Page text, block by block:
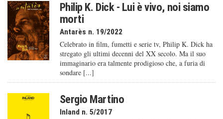
Philip K. Dick - Lui è vivo, noi siamo
morti
Antarès n. 19/2022
Celebrato in film, fumetti e serie tv, Philip K. Dick ha
stregato gli ultimi decenni del XX secolo. Ma il suo
immaginario era talmente prodigioso che, a furia di
sondare [...]
Sergio Martino
Inland n. 5/2017